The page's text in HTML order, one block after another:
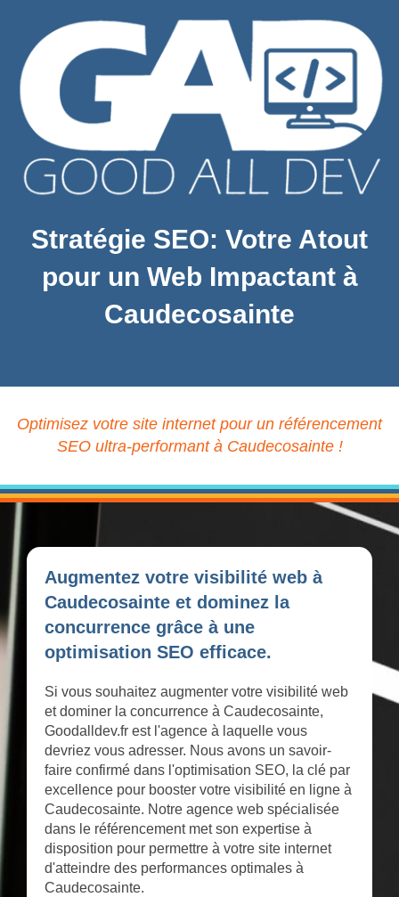
Stratégie SEO: Votre Atout
pour un Web Impactant à
Caudecosainte
Optimisez votre site internet pour un référencement
SEO ultra-performant à Caudecosainte !
Augmentez votre visibilité web à
Caudecosainte et dominez la
concurrence grâce à une
optimisation SEO efficace.
Si vous souhaitez augmenter votre visibilité web
et dominer la concurrence à Caudecosainte,
Goodalldev.fr est l'agence à laquelle vous
devriez vous adresser. Nous avons un savoir-
faire confirmé dans l'optimisation SEO, la clé par
excellence pour booster votre visibilité en ligne à
Caudecosainte. Notre agence web spécialisée
dans le référencement met son expertise à
disposition pour permettre à votre site internet
d'atteindre des performances optimales à
Caudecosainte.